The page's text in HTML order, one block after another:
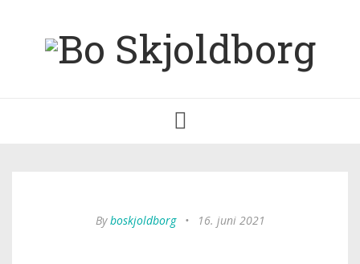
navigation
Byboskjoldborg • 16. juni 2021